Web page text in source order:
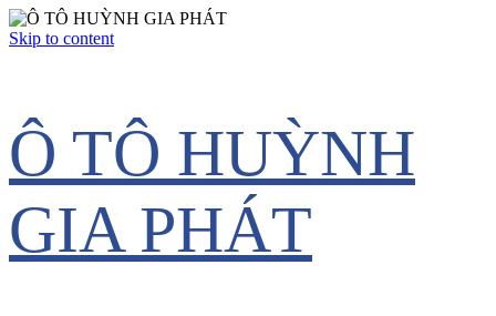
Skip to content
Ô TÔ HUỲNH
GIA PHÁT